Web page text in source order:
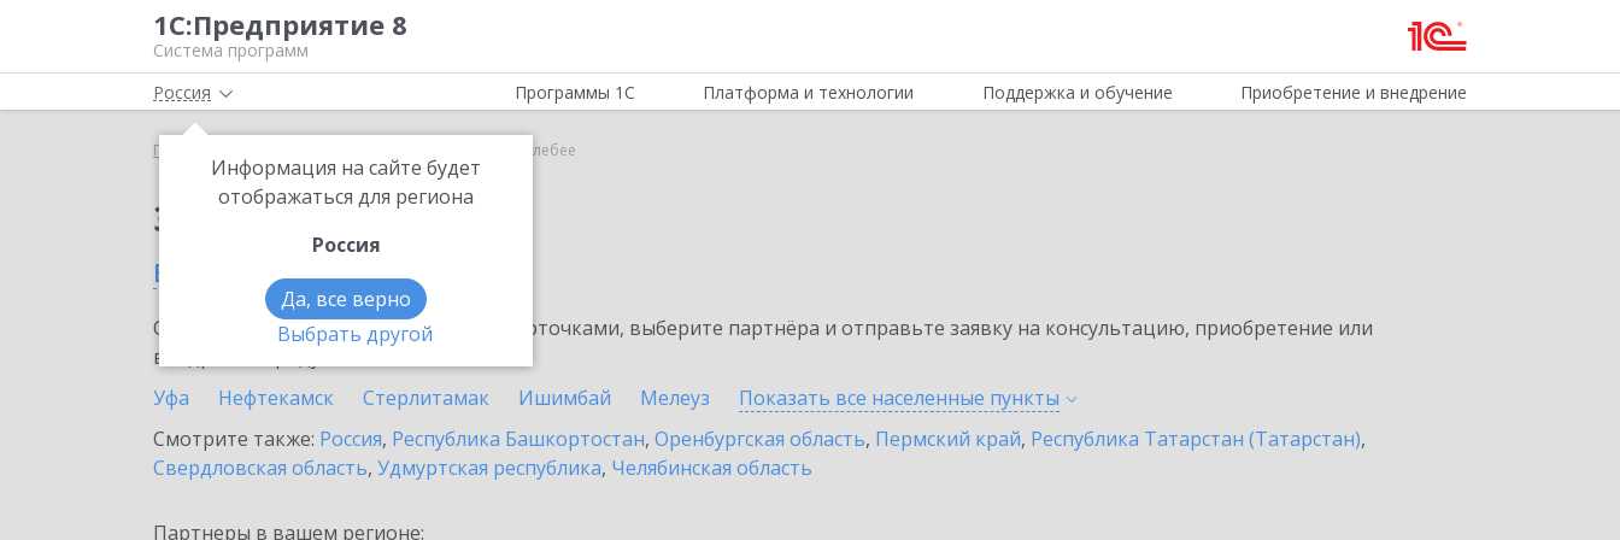
1С:Предприятие 8
Система программ
Россия
Информация на сайте будет
отображаться для региона
Россия
Да, все верно
Выбрать другой
Программы 1С Платформа и технологии Поддержка и обучение Приобретение и внедрение
Главная 1С-ОФД в Белебее
Заказать 1С-ОФД
в Белебее
Ознакомьтесь с информационными карточками, выберите партнёра и отправьте заявку на консультацию, приобретение или
внедрение продукта.
Уфа
Нефтекамск Стерлитамак Ишимбай Мелеуз Показать все населенные пункты
Смотрите также: Россия, Республика Башкортостан, Оренбургская область, Пермский край, Республика Татарстан (Татарстан),
Свердловская область, Удмуртская республика, Челябинская область
Партнеры в вашем регионе: